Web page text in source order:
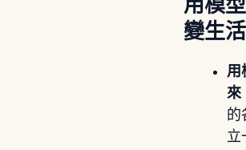
變生
用
來
的
立